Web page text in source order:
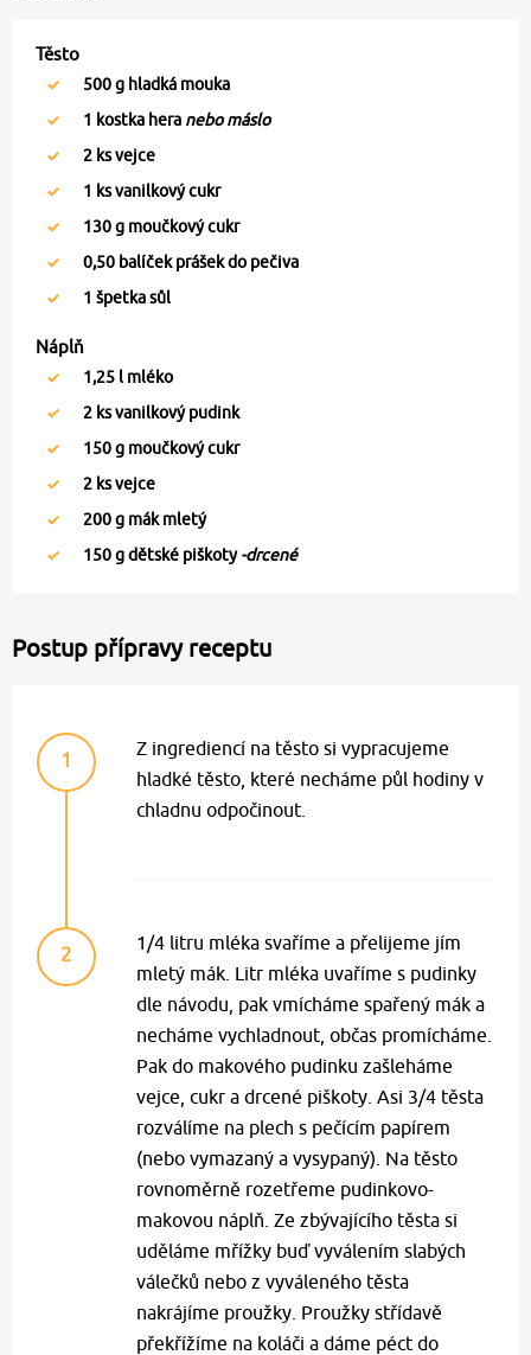
Těsto
500g hladká mouka
1 kostka hera nebo máslo
2 ks vejce
1 ks vanilkový cukr
130g moučkový cukr
0,50 balíček prášek do pečiva
1 špetka sůl
Náplň
1,25 l mléko
2 ks vanilkový pudink
150g moučkový cukr
2 ks vejce
200g mák mletý
150g dětské piškoty-drcené
Postup přípravy receptu
1
Z ingrediencí na těsto si vypracujeme
hladké těsto, které necháme půl hodiny v
chladnu odpočinout.
2
1/4 litru mléka svaříme a přelijeme jím
mletý mák. Litr mléka uvaříme s pudinky
dle návodu, pak vmícháme spařený mák a
necháme vychladnout, občas promícháme.
Pak do makového pudinku zašleháme
vejce, cukr a drcené piškoty. Asi 3/4 těsta
rozválíme na plech s pečícím papírem
(nebo vymazaný a vysypaný). Na těsto
rovnoměrně rozetřeme pudinkovo-
makovou náplň. Ze zbývajícího těsta si
uděláme mřížky buď vyválením slabých
válečků nebo z vyváleného těsta
nakrájíme proužky. Proužky střídavě
překřížíme na koláči a dáme péct do